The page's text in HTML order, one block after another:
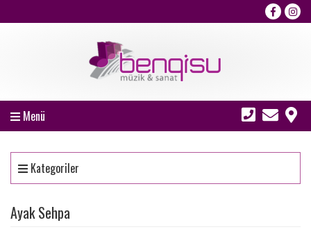
Menü
Kategoriler
Ayak Sehpa